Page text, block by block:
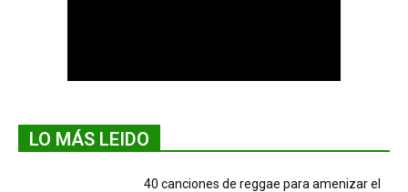
LO MÁS LEIDO
40 canciones de reggae para amenizar el